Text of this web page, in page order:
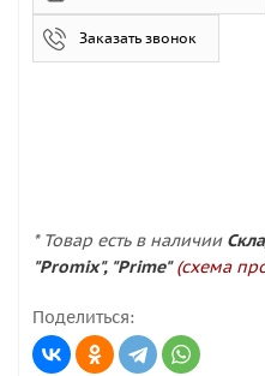
Заказать звонок
* Товар есть в наличии
"Promix", "Prime" (схема
Поделиться: